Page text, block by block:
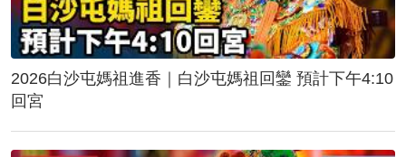
2026白沙屯媽祖進香｜白沙屯媽祖回鑾 預計下午4:10
回宮